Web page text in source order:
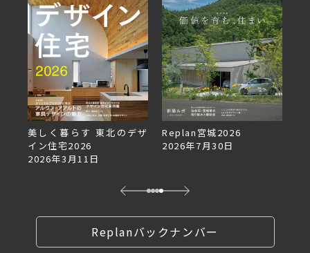
美しく暮らす 東北のデザ
イン住宅2026
2026年3月11日
Replan宮城2026
2026年7月30日
Replanバックナンバー